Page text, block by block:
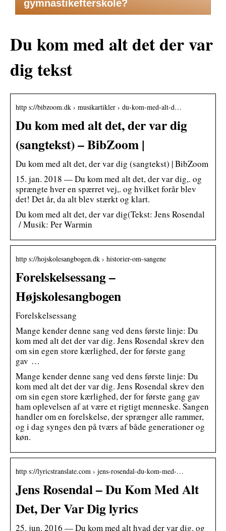
gymnastikefterskole?
Du kom med alt det der var
dig tekst
http s://bibzoom.dk › musikartikler › du-kom-med-alt-d…
Du kom med alt det, der var dig
(sangtekst) – BibZoom |
Du kom med alt det, der var dig (sangtekst) | BibZoom
15. jan. 2018 — Du kom med alt det, der var dig,. og
sprængte hver en spærret vej,. og hvilket forår blev
det! Det år, da alt blev stærkt og klart.
Du kom med alt det, der var dig(Tekst: Jens Rosendal
/ Musik: Per Warmin
http s://hojskolesangbogen.dk › historier-om-sangene
Forelskelsessang –
Højskolesangbogen
Forelskelsessang
Mange kender denne sang ved dens første linje: Du
kom med alt det der var dig. Jens Rosendal skrev den
om sin egen store kærlighed, der for første gang
gav …
Mange kender denne sang ved dens første linje: Du
kom med alt det der var dig. Jens Rosendal skrev den
om sin egen store kærlighed, der for første gang gav
ham oplevelsen af at være et rigtigt menneske. Sangen
handler om en forelskelse, der sprænger alle rammer,
og i dag synges den på tværs af både generationer og
køn.
http s://lyricstranslate.com › jens-rosendal-du-kom-med-…
Jens Rosendal – Du Kom Med Alt
Det, Der Var Dig lyrics
25. jun. 2016 — Du kom med alt hvad der var dig. og